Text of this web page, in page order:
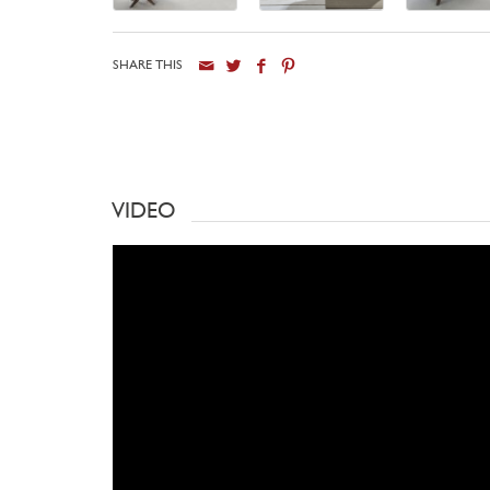
SHARE THIS
VIDEO